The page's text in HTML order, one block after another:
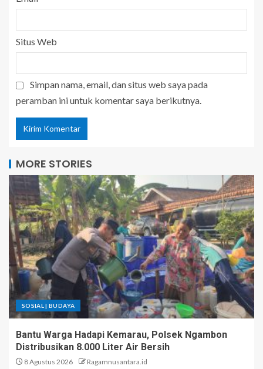
Situs Web
Simpan nama, email, dan situs web saya pada
peramban ini untuk komentar saya berikutnya.
MORE STORIES
SOSIAL | BUDAYA
Bantu Warga Hadapi Kemarau, Polsek Ngambon
Distribusikan 8.000 Liter Air Bersih
8 Agustus 2026 Ragamnusantara.id